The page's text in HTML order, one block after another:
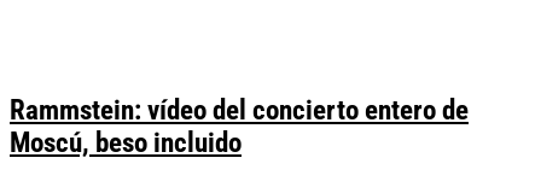
Rammstein: vídeo del concierto entero de
Moscú, beso incluido